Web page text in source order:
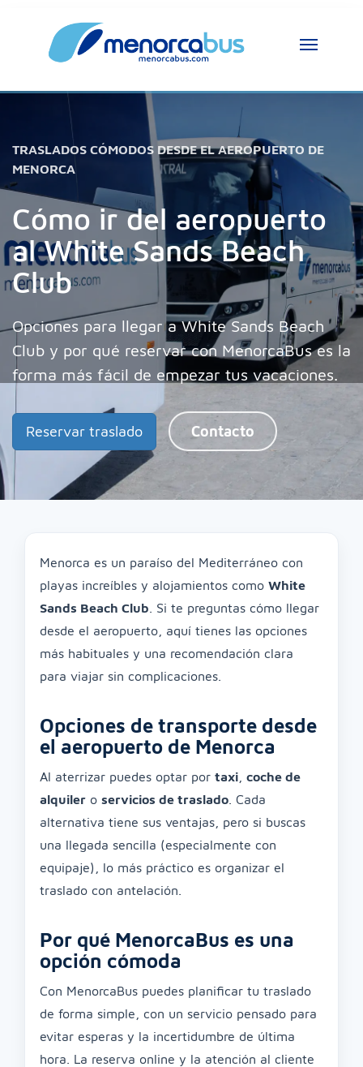
TRASLADOS CÓMODOS DESDE EL AEROPUERTO DE
MENORCA
Cómo ir del aeropuerto
al White Sands Beach
Club
Opciones para llegar a White Sands Beach
Club y por qué reservar con MenorcaBus es la
forma más fácil de empezar tus vacaciones.
Reservar traslado Contacto
Menorca es un paraíso del Mediterráneo con
playas increíbles y alojamientos como White
Sands Beach Club . Si te preguntas cómo llegar
desde el aeropuerto, aquí tienes las opciones
más habituales y una recomendación clara
para viajar sin complicaciones.
Opciones de transporte desde
el aeropuerto de Menorca
Al aterrizar puedes optar por taxi coche de
alquiler o servicios de traslado . Cada
alternativa tiene sus ventajas, pero si buscas
una llegada sencilla (especialmente con
equipaje), lo más práctico es organizar el
traslado con antelación.
Por qué MenorcaBus es una
opción cómoda
Con MenorcaBus puedes planificar tu traslado
de forma simple, con un servicio pensado para
evitar esperas y la incertidumbre de última
hora. La reserva online y la atención al cliente
Hola, soy el asistente de MenorcaBus. ¿En
qué puedo ayudarte?